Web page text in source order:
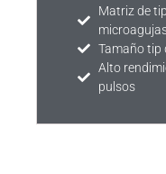
Matriz de
Tamaño tip
Alto
pulsos